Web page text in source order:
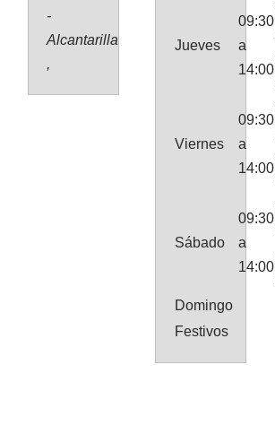
-
Alcantarilla
,
Jueves
09:30
a
14:00
Viernes
09:30
a
14:00
Sábado
09:30
a
14:00
Domingo
Festivos